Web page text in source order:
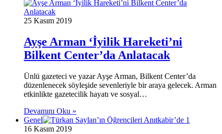
25 Kasım 2019
Ayşe Arman ‘İyilik Hareketi’ni
Bilkent Center’da Anlatacak
Ünlü gazeteci ve yazar Ayşe Arman, Bilkent Center’da
düzenlenecek söyleşide sevenleriyle bir araya gelecek. Arman
etkinlikte gazetecilik hayatı ve sosyal…
Devamını Oku »
Genel
16 Kasım 2019